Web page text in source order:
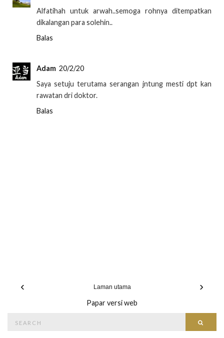
Alfatihah untuk arwah..semoga rohnya ditempatkan
dikalangan para solehin..
Balas
Adam 20/2/20
Saya setuju terutama serangan jntung mesti dpt kan
rawatan dri doktor.
Balas
‹ ›
Laman utama
Papar versi web
for: